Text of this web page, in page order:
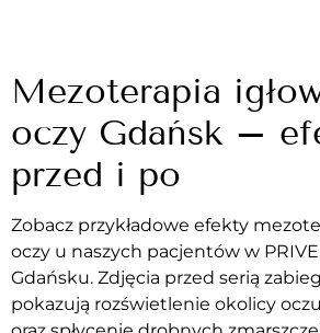
Mezoterapia
oczy Gdańsk –
przed i po
Zobacz przykładowe efekty
oczy u naszych pacjentów w
Gdańsku. Zdjęcia przed serią
pokazują rozświetlenie okolicy